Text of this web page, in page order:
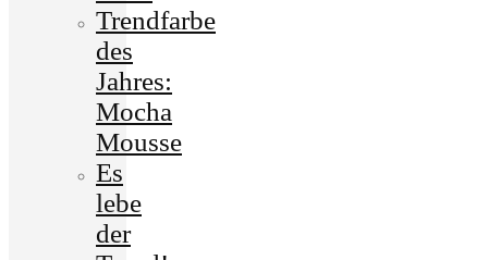
Trendfarbe
des
Jahres:
Mocha
Mousse
Es
lebe
der